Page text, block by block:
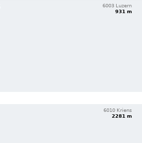
6003 Luzern
931 m
6010 Kriens
2281 m